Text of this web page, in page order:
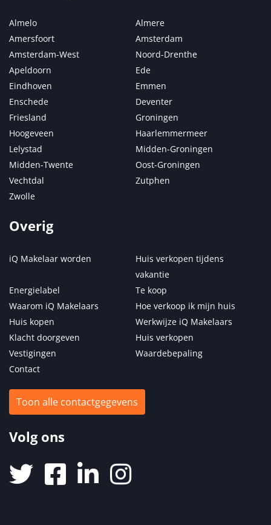
Almelo
Almere
Amersfoort
Amsterdam
Amsterdam-West
Noord-Drenthe
Apeldoorn
Ede
Eindhoven
Emmen
Enschede
Deventer
Friesland
Groningen
Hoogeveen
Haarlemmermeer
Lelystad
Midden-Groningen
Midden-Twente
Oost-Groningen
Vechtdal
Zutphen
Zwolle
Overig
iQ Makelaar worden
Huis verkopen tijdens
vakantie
Energielabel
Te koop
Waarom iQ Makelaars
Hoe verkoop ik mijn huis
Huis kopen
Werkwijze iQ Makelaars
Klacht doorgeven
Huis verkopen
Vestigingen
Waardebepaling
Contact
Toon alle contactgegevens
Volg ons